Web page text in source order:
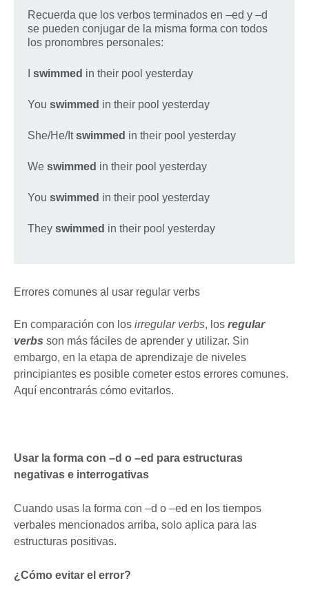
Recuerda que los verbos terminados en –ed y –d
se pueden conjugar de la misma forma con todos
los pronombres personales:
swimmed in their pool yesterday
You swimmed in their pool yesterday
She/He/Itswimmed in their pool yesterday
We swimmed in their pool yesterday
You swimmed in their pool yesterday
They swimmed in their pool yesterday
Errores comunes al usar regular verbs
En comparación con los irregular verbs, los regular
verbs son más fáciles de aprender y utilizar. Sin
embargo, en la etapa de aprendizaje de niveles
principiantes es posible cometer estos errores comunes.
Aquí encontrarás cómo evitarlos.
Usar la forma con –d o –ed para estructuras
negativas e interrogativas
Cuando usas la forma con –d o –ed en los tiempos
verbales mencionados arriba, solo aplica para las
estructuras positivas.
¿Cómo evitar el error?